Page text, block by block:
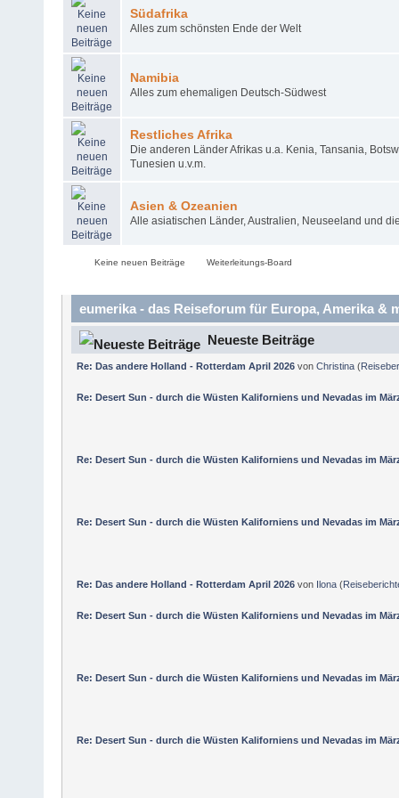
Südafrika
Alles zum schönsten Ende der Welt
Namibia
Alles zum ehemaligen Deutsch-Südwest
Restliches Afrika
Die anderen Länder Afrikas u.a. Kenia, Tansania,
Tunesien u.v.m.
Asien & Ozeanien
Alle asiatischen Länder, Australien, Neuseeland und
Keine neuen Beiträge Weiterleitungs-Board
eumerika - das Reiseforum für Europa, Amerika &
Neueste Beiträge
Re: Das andere Holland - Rotterdam April 2026von Christina(
Re: Desert Sun - durch die Wüsten Kaliforniens und Nevadas im
Re: Desert Sun - durch die Wüsten Kaliforniens und Nevadas im
Re: Desert Sun - durch die Wüsten Kaliforniens und Nevadas im
Re: Das andere Holland - Rotterdam April 2026von Ilona(
Re: Desert Sun - durch die Wüsten Kaliforniens und Nevadas im
Re: Desert Sun - durch die Wüsten Kaliforniens und Nevadas im
Re: Desert Sun - durch die Wüsten Kaliforniens und Nevadas im